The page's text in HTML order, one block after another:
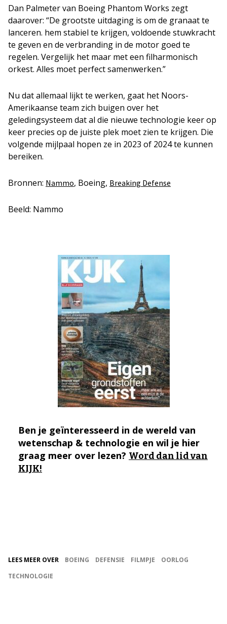
Dan Palmeter van Boeing Phantom Works zegt
daarover: “De grootste uitdaging is om de granaat te
lanceren. hem stabiel te krijgen, voldoende stuwkracht
te geven en de verbranding in de motor goed te
regelen. Vergelijk het maar met een filharmonisch
orkest. Alles moet perfect samenwerken.”
Nu dat allemaal lijkt te werken, gaat het Noors-
Amerikaanse team zich buigen over het
geledingsysteem dat al die nieuwe technologie keer op
keer precies op de juiste plek moet zien te krijgen. Die
volgende mijlpaal hopen ze in 2023 of 2024 te kunnen
bereiken.
Bronnen: Nammo, Boeing, Breaking Defense
Beeld: Nammo
Ben je geïnteresseerd in de wereld van
wetenschap & technologie en wil je hier
graag meer over lezen? Word dan lid van
KIJK!
LEES MEER OVER BOEING DEFENSIE FILMPJE
OORLOG
TECHNOLOGIE